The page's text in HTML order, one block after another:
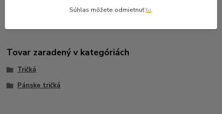
Tovar zaradený v kategóriách
Tričká
Pánske tričká
Súhlas môžete odmietnuťtu.